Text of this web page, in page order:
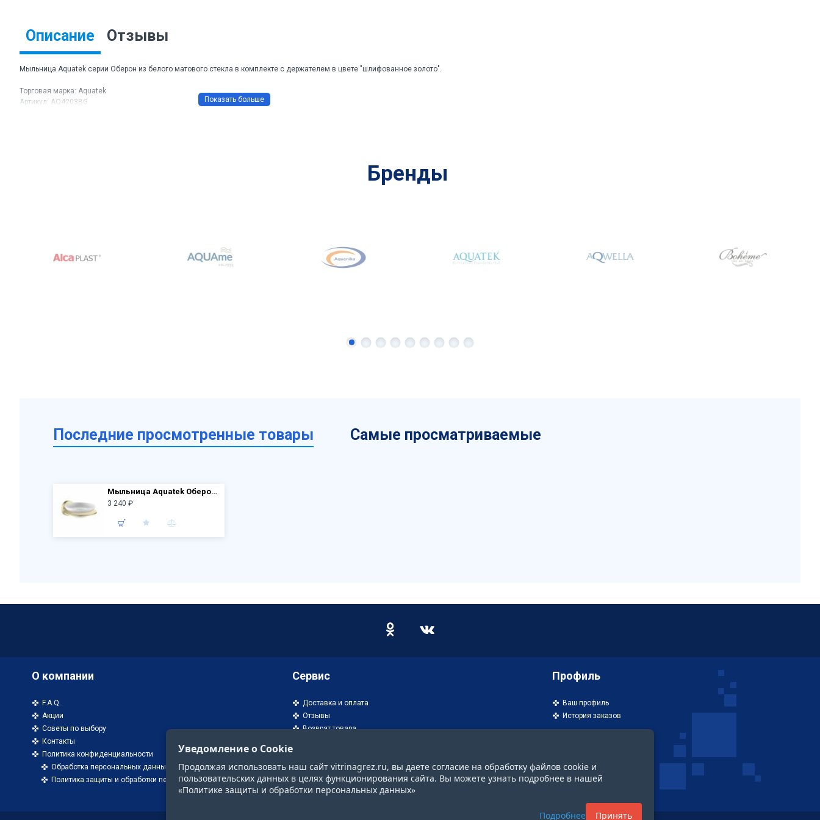
Описание Отзывы
Мыльница Aquatek серии Оберон из белого матового стекла в комплекте с держателем в цвете "шлифованное золото".
Торговая марка: Aquatek
Артикул: AQ4203BG
Бренды
Последние просмотренные товары Самые просматриваемые
Мыльница Aquatek Оберон AQ4203BG, золото шлифованное
3 240 ₽
О компании
F.A.Q.
Акции
Советы по выбору
Контакты
Политика конфиденциальности
Обработка персональных данных
Политика защиты и обработки персональных данных
Сервис
Доставка и оплата
Отзывы
Возврат товара
Профиль
Ваш профиль
История заказов
Уведомление о Cookie
Продолжая использовать наш сайт vitrinagrez.ru, вы даете согласие на обработку файлов cookie и
пользовательских данных в целях функционирования сайта. Вы можете узнать подробнее в нашей
«Политике защиты и обработки персональных данных»
Подробнее Принять